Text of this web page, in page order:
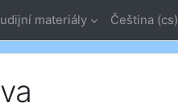
materiály Čeština ‎(cs)‎